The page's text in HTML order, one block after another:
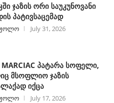
ჯაზის ორი საუკუნოვანი
პატივსაცემად
July 31, 2026
MARCIAC პატარა სოფელი,
მსოფლიო ჯაზის
იქცა
July 17, 2026